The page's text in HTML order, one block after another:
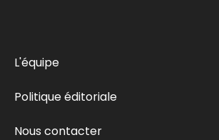
L'équipe
Politique éditoriale
Nous contacter